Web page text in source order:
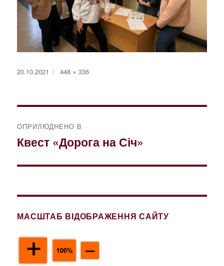
Оприлюднено
20.10.2021
Повний
448 × 336
записів
ОПРИЛЮДНЕНО В
Квест «Дорога на Січ»
МАСШТАБ ВІДОБРАЖЕННЯ САЙТУ